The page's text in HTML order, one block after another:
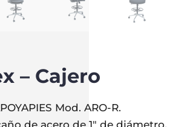
– Cajero
Mod. ARO-R.